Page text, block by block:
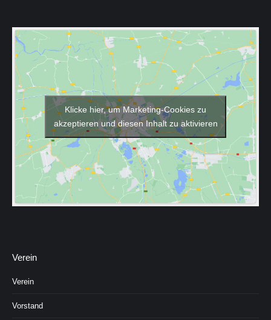
Klicke hier, um Marketing-Cookies zu
akzeptieren und diesen Inhalt zu aktivieren
Verein
Verein
Vorstand